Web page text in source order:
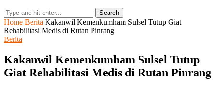
Search
Home Berita Kakanwil Kemenkumham Sulsel Tutup Giat
Rehabilitasi Medis di Rutan Pinrang
Berita
Kakanwil Kemenkumham Sulsel Tutup
Giat Rehabilitasi Medis di Rutan Pinrang